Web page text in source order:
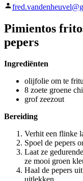
Geplaatst
Pimientos
pepers
Ingrediënten
olijfolie om te
8 zoete groene
grof zeezout
Bereiding
Verhit een flinke
Spoel de pepers
Laat ze
ze mooi groen
Haal de pepers
uitlekken.